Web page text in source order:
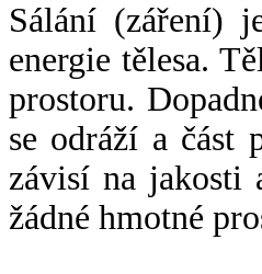
Sálání (záření)
energie tělesa.
prostoru.
se odráží a část
závisí na jakosti
žádné hmotné